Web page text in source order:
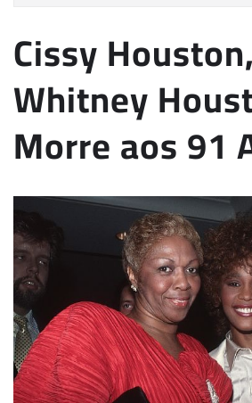
Cissy
Whitney
Morre aos 91